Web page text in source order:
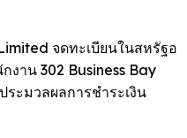
จดทะเบียนในสหรัฐอ
งาน 302 Business Bay
ะมวลผลการชำระเงิน